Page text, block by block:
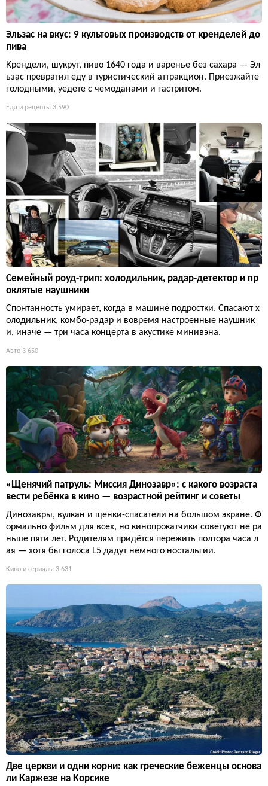
Эльзас на вкус: 9 культовых производств от кренделей до
пива
Крендели, шукрут, пиво 1640 года и варенье без сахара — Эл
ьзас превратил еду в туристический аттракцион. Приезжайте
голодными, уедете с чемоданами и гастритом.
Еда и рецепты 3 590
Семейный роуд-трип: холодильник, радар-детектор и пр
оклятые наушники
Спонтанность умирает, когда в машине подростки. Спасают х
олодильник, комбо-радар и вовремя настроенные наушник
и, иначе — три часа концерта в акустике минивэна.
Авто 3 650
«Щенячий патруль: Миссия Динозавр»: с какого возраста
вести ребёнка в кино — возрастной рейтинг и советы
Динозавры, вулкан и щенки-спасатели на большом экране. Ф
ормально фильм для всех, но кинопрокатчики советуют не ра
ньше пяти лет. Родителям придётся пережить полтора часа л
ая — хотя бы голоса L5 дадут немного ностальгии.
Кино и сериалы 3 631
Две церкви и одни корни: как греческие беженцы основа
ли Каржезе на Корсике